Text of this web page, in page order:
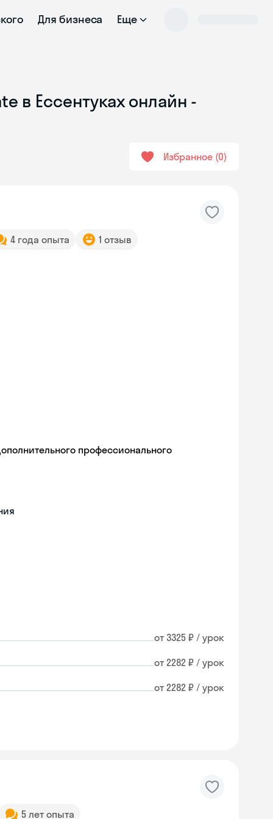
Для бизнеса Еще
в Ессентуках онлайн -
Избранное 0
4 года опыта 1 отзыв
профессионального
от 3325 ₽ / урок
от 2282 ₽ / урок
от 2282 ₽ / урок
5 лет опыта